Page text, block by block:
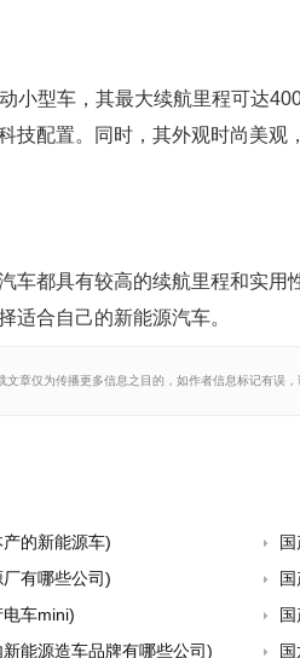
小型车，其最大续航里程可达
技配置。同时，其外观时尚美
车都具有较高的续航里程和实
适合自己的新能源汽车。
章仅为传播更多信息之目的，如作者信息标记有误，
的新能源车)
有哪些公司)
车mini)
能源造车品牌有哪些公司)